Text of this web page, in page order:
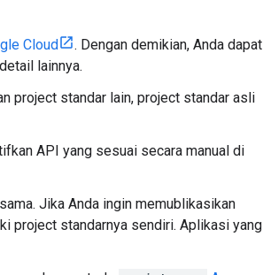
Cloud
. Dengan demikian, Anda dapat
lainnya.
project standar lain, project standar asli
API yang sesuai secara manual di
Jika Anda ingin memublikasikan
project standarnya sendiri. Aplikasi yang